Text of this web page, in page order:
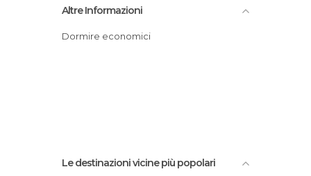
Altre Informazioni
Dormire economici
Le destinazioni vicine più popolari